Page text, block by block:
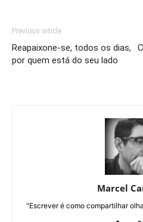
Previous article
Reapaixone-se, todos os dias,
por quem está do seu lado
Marcel
"Escrever é como compartilhar